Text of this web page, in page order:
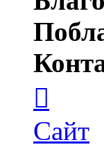
Елена
Сайт